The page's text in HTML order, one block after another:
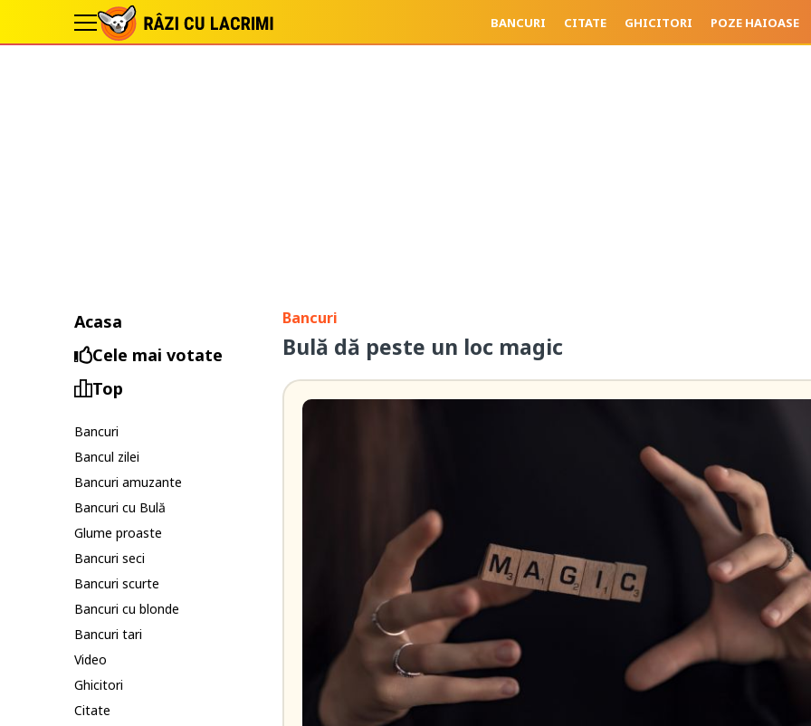
BANCURI CITATE GHICITORI POZE HAIOASE
Acasa
Cele mai votate
Top
Bancuri
Bancul zilei
Bancuri amuzante
Bancuri cu Bulă
Glume proaste
Bancuri seci
Bancuri scurte
Bancuri cu blonde
Bancuri tari
Video
Ghicitori
Citate
Bancuri
Bulă dă peste un loc magic